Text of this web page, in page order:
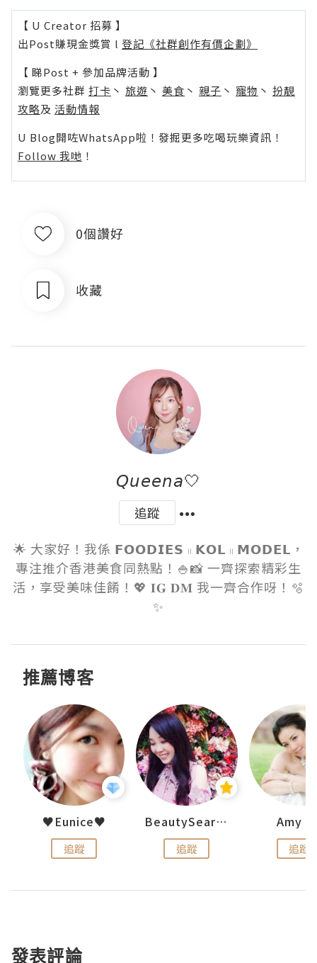
【 U Creator 招募 】
出Post賺現金獎賞 l 登記《社群創作有價企劃》
【 睇Post + 參加品牌活動 】
瀏覽更多社群 打卡 丶 旅遊 丶 美食 丶 親子 丶 寵物 丶 扮靚
攻略及 活動情報
U Blog開咗WhatsApp啦！發掘更多吃喝玩樂資訊！
Follow 我哋 ！
0個讚好
收藏
𝘘𝘶𝘦𝘦𝘯𝘢🤍
追蹤
🌟 大家好！我係 𝗙𝗢𝗢𝗗𝗜𝗘𝗦 𓏻 𝗞𝗢𝗟 𓏻 𝗠𝗢𝗗𝗘𝗟，
專注推介香港美食同熱點！🍚📸 一齊探索精彩生
活，享受美味佳餚！💖 𝐈𝐆 𝐃𝐌 我一齊合作呀！🫧
✨
推薦博客
♥Eunice♥
追蹤
BeautySearch
追蹤
Amy
追蹤
發表評論